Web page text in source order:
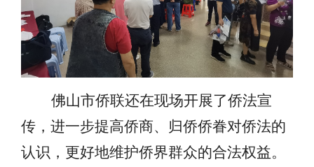
佛山市侨联还在现场开展了侨法宣
传，进一步提高侨商、归侨侨眷对侨法的
认识，更好地维护侨界群众的合法权益。